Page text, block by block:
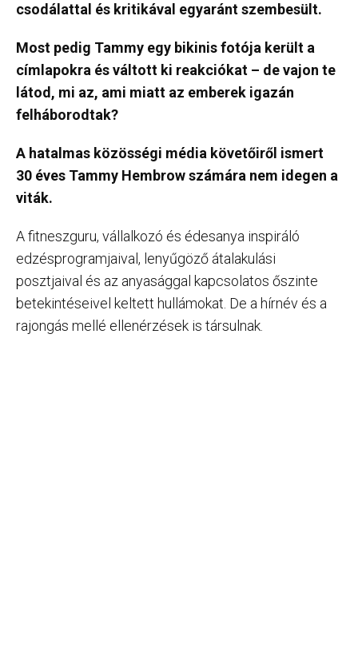
csodálattal és kritikával egyaránt szembesült.
Most pedig Tammy egy bikinis fotója került a
címlapokra és váltott ki reakciókat – de vajon te
látod, mi az, ami miatt az emberek igazán
felháborodtak?
A hatalmas közösségi média követőiről ismert
30 éves Tammy Hembrow számára nem idegen a
viták.
A fitneszguru, vállalkozó és édesanya inspiráló
edzésprogramjaival, lenyűgöző átalakulási
posztjaival és az anyasággal kapcsolatos őszinte
betekintéseivel keltett hullámokat. De a hírnév és a
rajongás mellé ellenérzések is társulnak.